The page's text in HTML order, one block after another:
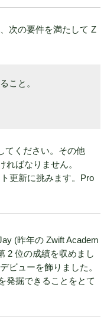
次の要件を満たして Z
こと。
てください。その他
ばなりません。
更新に挑みます。Pro
(昨年の Zwift Academ
2 位の成績を収めまし
ビューを飾りました。
発掘できることをとて